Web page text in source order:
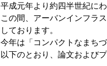
ロ
ジ
ェ
ク
ト
平成元年より約四半世紀に
この間、アーバンインフラ
しております。
今年は「コンパクトなまち
以下のとおり、論文および